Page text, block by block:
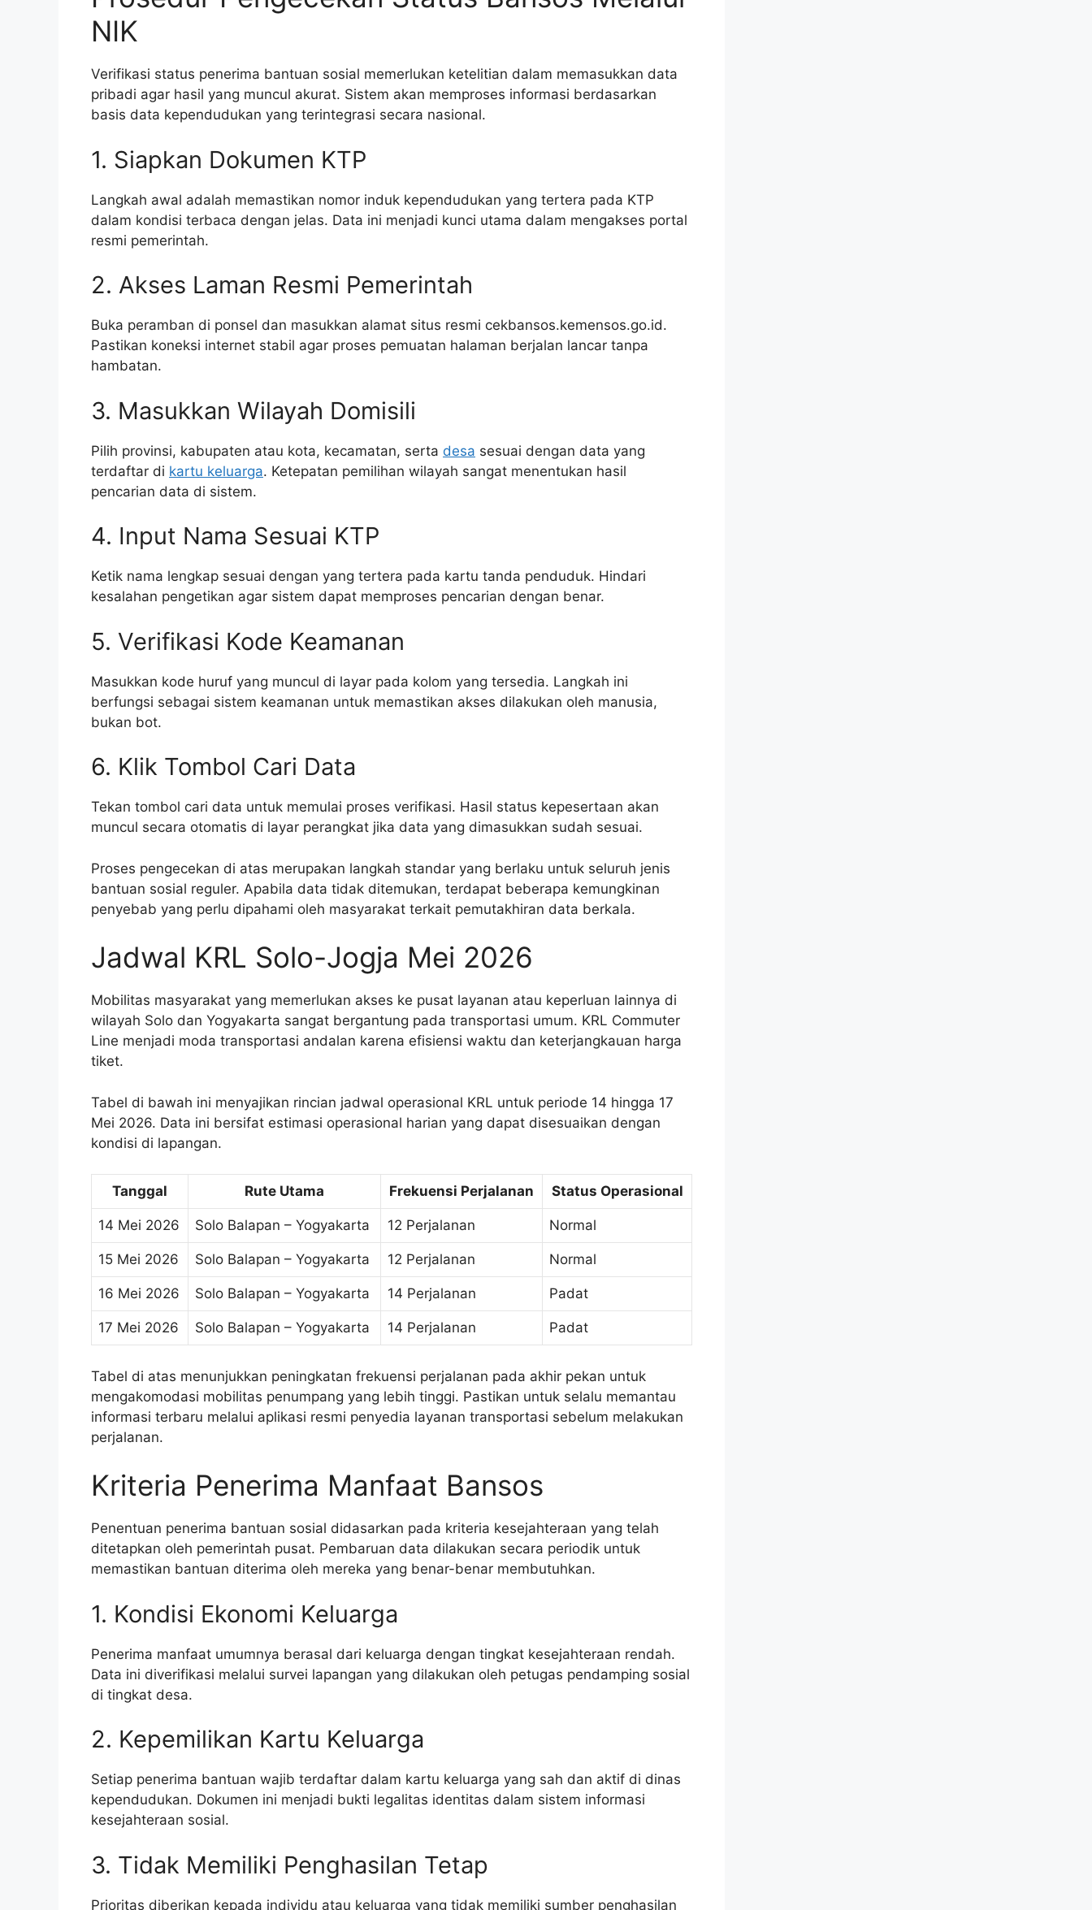
NIK
Verifikasi status penerima bantuan sosial memerlukan ketelitian dalam memasukkan data
pribadi agar hasil yang muncul akurat. Sistem akan memproses informasi berdasarkan
basis data kependudukan yang terintegrasi secara nasional.
1. Siapkan Dokumen KTP
Langkah awal adalah memastikan nomor induk kependudukan yang tertera pada KTP
dalam kondisi terbaca dengan jelas. Data ini menjadi kunci utama dalam mengakses portal
resmi pemerintah.
2. Akses Laman Resmi Pemerintah
Buka peramban di ponsel dan masukkan alamat situs resmi cekbansos.kemensos.go.id.
Pastikan koneksi internet stabil agar proses pemuatan halaman berjalan lancar tanpa
hambatan.
3. Masukkan Wilayah Domisili
Pilih provinsi, kabupaten atau kota, kecamatan, serta desa sesuai dengan data yang
terdaftar di kartu keluarga. Ketepatan pemilihan wilayah sangat menentukan hasil
pencarian data di sistem.
4. Input Nama Sesuai KTP
Ketik nama lengkap sesuai dengan yang tertera pada kartu tanda penduduk. Hindari
kesalahan pengetikan agar sistem dapat memproses pencarian dengan benar.
5. Verifikasi Kode Keamanan
Masukkan kode huruf yang muncul di layar pada kolom yang tersedia. Langkah ini
berfungsi sebagai sistem keamanan untuk memastikan akses dilakukan oleh manusia,
bukan bot.
6. Klik Tombol Cari Data
Tekan tombol cari data untuk memulai proses verifikasi. Hasil status kepesertaan akan
muncul secara otomatis di layar perangkat jika data yang dimasukkan sudah sesuai.
Proses pengecekan di atas merupakan langkah standar yang berlaku untuk seluruh jenis
bantuan sosial reguler. Apabila data tidak ditemukan, terdapat beberapa kemungkinan
penyebab yang perlu dipahami oleh masyarakat terkait pemutakhiran data berkala.
Jadwal KRL Solo-Jogja Mei 2026
Mobilitas masyarakat yang memerlukan akses ke pusat layanan atau keperluan lainnya di
wilayah Solo dan Yogyakarta sangat bergantung pada transportasi umum. KRL Commuter
Line menjadi moda transportasi andalan karena efisiensi waktu dan keterjangkauan harga
tiket.
Tabel di bawah ini menyajikan rincian jadwal operasional KRL untuk periode 14 hingga 17
Mei 2026. Data ini bersifat estimasi operasional harian yang dapat disesuaikan dengan
kondisi di lapangan.
Tanggal Rute Utama Frekuensi Perjalanan Status Operasional
14 Mei 2026 Solo Balapan – Yogyakarta 12 Perjalanan Normal
15 Mei 2026 Solo Balapan – Yogyakarta 12 Perjalanan Normal
16 Mei 2026 Solo Balapan – Yogyakarta 14 Perjalanan Padat
17 Mei 2026 Solo Balapan – Yogyakarta 14 Perjalanan Padat
Tabel di atas menunjukkan peningkatan frekuensi perjalanan pada akhir pekan untuk
mengakomodasi mobilitas penumpang yang lebih tinggi. Pastikan untuk selalu memantau
informasi terbaru melalui aplikasi resmi penyedia layanan transportasi sebelum melakukan
perjalanan.
Kriteria Penerima Manfaat Bansos
Penentuan penerima bantuan sosial didasarkan pada kriteria kesejahteraan yang telah
ditetapkan oleh pemerintah pusat. Pembaruan data dilakukan secara periodik untuk
memastikan bantuan diterima oleh mereka yang benar-benar membutuhkan.
1. Kondisi Ekonomi Keluarga
Penerima manfaat umumnya berasal dari keluarga dengan tingkat kesejahteraan rendah.
Data ini diverifikasi melalui survei lapangan yang dilakukan oleh petugas pendamping sosial
di tingkat desa.
2. Kepemilikan Kartu Keluarga
Setiap penerima bantuan wajib terdaftar dalam kartu keluarga yang sah dan aktif di dinas
kependudukan. Dokumen ini menjadi bukti legalitas identitas dalam sistem informasi
kesejahteraan sosial.
3. Tidak Memiliki Penghasilan Tetap
Prioritas diberikan kepada individu atau keluarga yang tidak memiliki sumber penghasilan